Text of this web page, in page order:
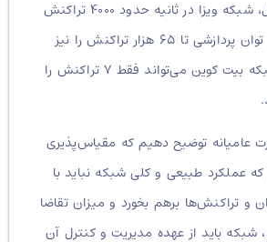
زیاد است. برای مثال، شبکه ویزا در ثانیه حدود ۴۰۰۰ تراکنش
را پردازش می‌کند و توان پردازشی تا ۶۵ هزار تراکنش را نیز
دارد. در حالی که شبکه بیت کوین می‌تواند فقط ۷ تراکنش را
توضیح دهیم که مقیاس‌پذیری
طبیعی و کلی شبکه نباید با
تراکنش‌ها برهم بخورد و میزان تقاضا
باید از عهده مدیریت و کنترل آن